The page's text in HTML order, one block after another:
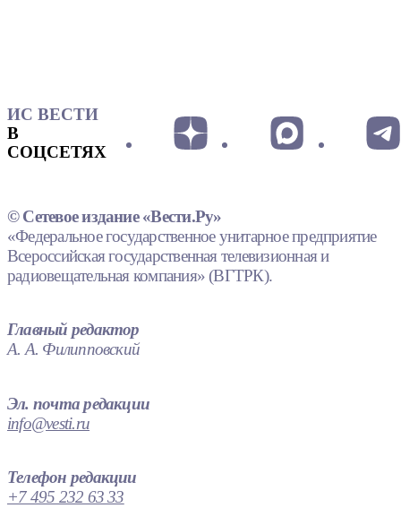
ИС ВЕСТИ
В
СОЦСЕТЯХ
© Сетевое издание «Вести.Ру»
«Федеральное государственное унитарное предприятие
Всероссийская государственная телевизионная и
радиовещательная компания» (ВГТРК).
Главный редактор
А. А. Филипповский
Эл. почта редакции
info@vesti.ru
Телефон редакции
+7 495 232 63 33